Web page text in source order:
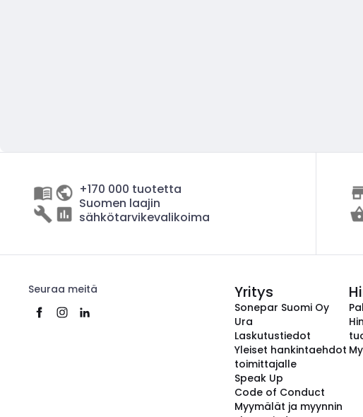
+170 000 tuotetta
Suomen laajin
sähkötarvikevalikoima
Seuraa meitä Yritys
Sonepar Suomi Oy
Ura
Laskutustiedot
Yleiset hankintaehdot
toimittajalle
Speak Up
Code of Conduct
Myymälät ja myynnin